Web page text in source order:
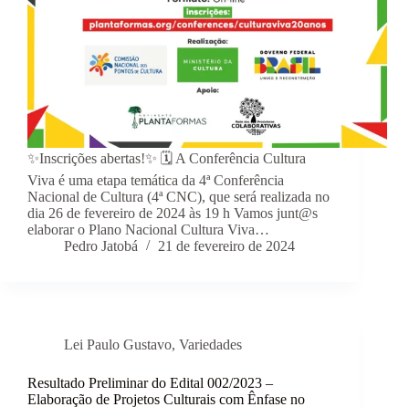
✨Inscrições abertas!✨ 🗓️ A Conferência Cultura
Viva é uma etapa temática da 4ª Conferência
Nacional de Cultura (4ª CNC), que será realizada no
dia 26 de fevereiro de 2024 às 19 h Vamos junt@s
elaborar o Plano Nacional Cultura Viva…
Pedro Jatobá
21 de fevereiro de 2024
Lei Paulo Gustavo, Variedades
Resultado Preliminar do Edital 002/2023 –
Elaboração de Projetos Culturais com Ênfase no